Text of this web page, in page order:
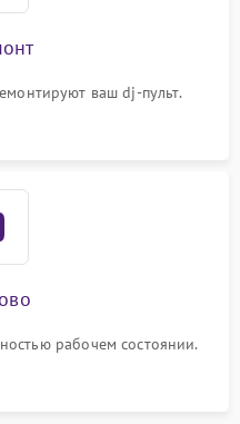
ваш dj-пульт.
рабочем состоянии.